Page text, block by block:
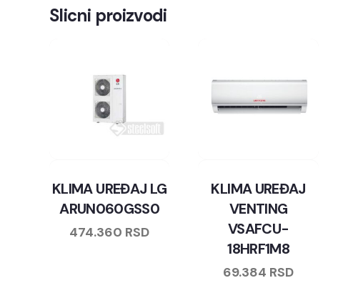
Slicni proizvodi
KLIMA UREĐAJ LG
ARUN060GSS0
474.360 RSD
KLIMA UREĐAJ
VENTING
VSAFCU-
18HRF1M8
69.384 RSD